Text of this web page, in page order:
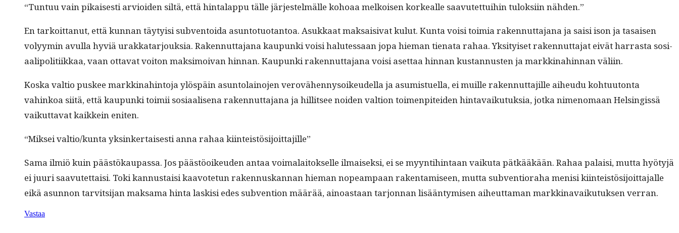
“Tun­tuu vain pikaises­ti arvioiden siltä, että hin­ta­lap­pu tälle jär­jestelmälle kohoaa melkoisen korkealle saavutet­tui­hin tulok­si­in nähden.”
En tarkoit­tanut, että kun­nan täy­ty­isi sub­ven­toi­da asun­to­tuotan­toa. Asukkaat mak­saisi­vat kulut. Kun­ta voisi toimia raken­nut­ta­jana ja saisi ison ja tasaisen
volyymin avul­la hyviä urakkatar­jouk­sia. Raken­nut­ta­jana kaupun­ki voisi halutes­saan jopa hie­man tien­ata rahaa. Yksi­tyiset raken­nut­ta­jat eivät har­ras­ta sosi­
aalipoli­ti­ikkaa, vaan otta­vat voiton mak­si­moivan hin­nan. Kaupun­ki raken­nut­ta­jana voisi aset­taa hin­nan kus­tan­nusten ja markki­nahin­nan väliin.
Kos­ka val­tio pus­kee markki­nahin­to­ja ylöspäin asun­to­lain­o­jen verovähen­nysoikeudel­la ja asum­istuel­la, ei muille raken­nut­ta­jille aiheudu kohtu­u­ton­ta
vahinkoa siitä, että kaupun­ki toimii sosi­aalise­na raken­nut­ta­jana ja hillit­see noiden val­tion toimen­pitei­den hin­tavaiku­tuk­sia, jot­ka nimeno­maan Helsingis­sä
vaikut­ta­vat kaikkein eniten.
“Mik­sei valtio/kunta yksinker­tais­es­ti anna rahaa kiinteistösijoittajille”
Sama ilmiö kuin päästökau­pas­sa. Jos päästöoikeu­den antaa voimalaitok­selle ilmaisek­si, ei se myyn­ti­hin­taan vaiku­ta pätkääkään. Rahaa palaisi, mut­ta hyö­tyjä
ei juuri saavutet­taisi. Toki kan­nus­taisi kaavote­tun raken­nuskan­nan hie­man nopeam­paan rak­en­tamiseen, mut­ta sub­ven­tio­ra­ha menisi kiin­teistösi­joit­ta­jalle
eikä asun­non tarvit­si­jan mak­sama hin­ta lask­isi edes sub­ven­tion määrää, ain­oas­taan tar­jon­nan lisään­tymisen aiheut­ta­man markki­navaiku­tuk­sen verran.
Vastaa